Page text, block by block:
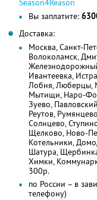
Season4Reason
Вы заплатите:
Доставка:
Москва, Санкт-
Волоколамск,
Ивантеевка,
Лобня, Люберцы,
Мытищи, Наро-
Зуево,
Реутов,
Солнцево,
Щелково, Ново-
Котельники,
Шатура,
Химки,
300р.
по России – в
телефону)